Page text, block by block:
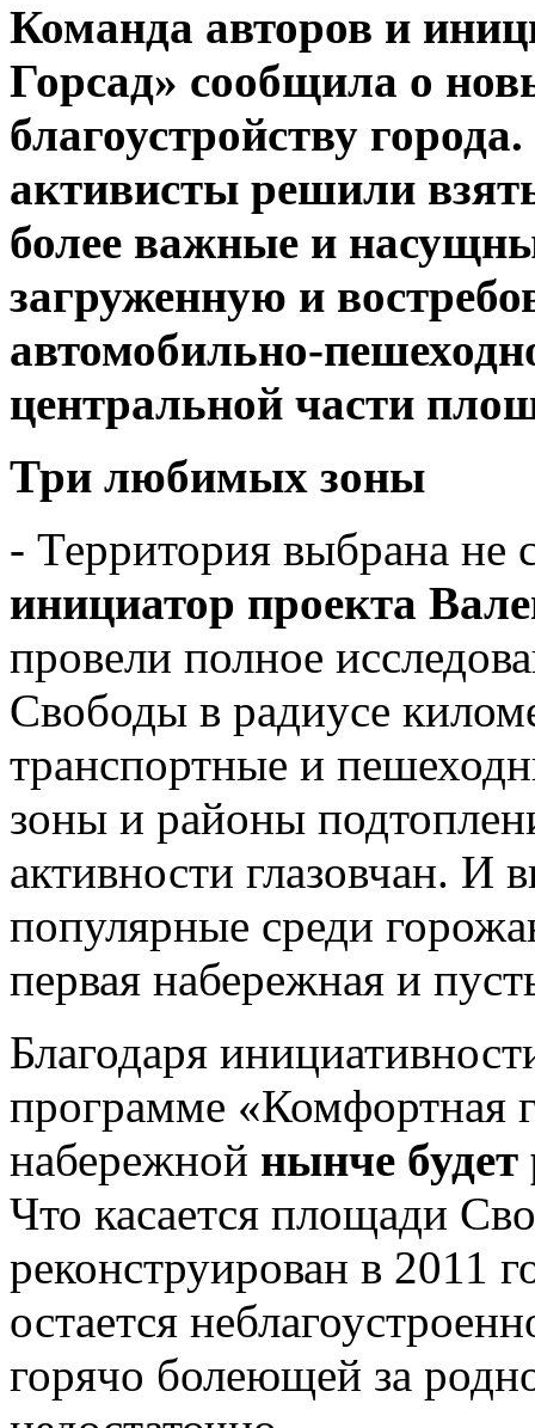
Команда авторов и
Горсад» сообщила о
благоустройству
активисты решили
более важные и
загруженную и
автомобильно-
центральной части
Три любимых зоны
- Территория выбрана не
инициатор проекта
провели полное
Свободы в радиусе
транспортные и
зоны и районы
активности глазовчан. И
популярные среди
первая набережная и
Благодаря
программе «Комфортная
набережной нынче будет
Что касается площади
реконструирован в 2011
остается
горячо болеющей за